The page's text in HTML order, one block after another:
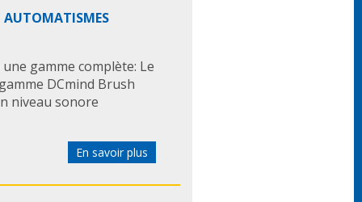
gamme complète: Le
DCmind Brush
niveau sonore
En savoir plus